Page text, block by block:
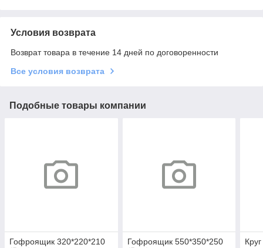
Условия возврата
Возврат товара в течение 14 дней по договоренности
Все условия возврата
Подобные товары компании
Гофроящик 320*220*210
Гофроящик 550*350*250